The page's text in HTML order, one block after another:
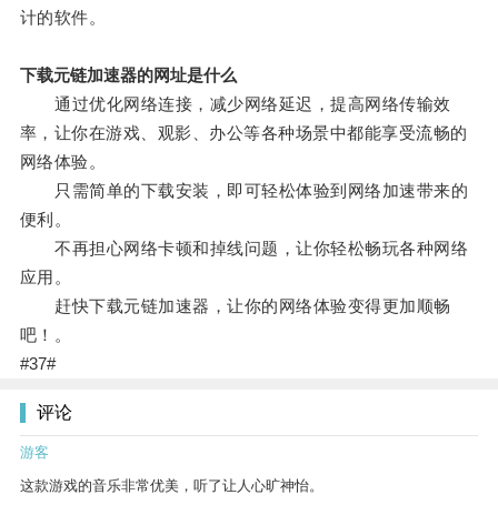
计的软件。
下载元链加速器的网址是什么
通过优化网络连接，减少网络延迟，提高网络传输效
率，让你在游戏、观影、办公等各种场景中都能享受流畅的
网络体验。
只需简单的下载安装，即可轻松体验到网络加速带来的
便利。
不再担心网络卡顿和掉线问题，让你轻松畅玩各种网络
应用。
赶快下载元链加速器，让你的网络体验变得更加顺畅
吧！。
#37#
评论
游客
这款游戏的音乐非常优美，听了让人心旷神怡。